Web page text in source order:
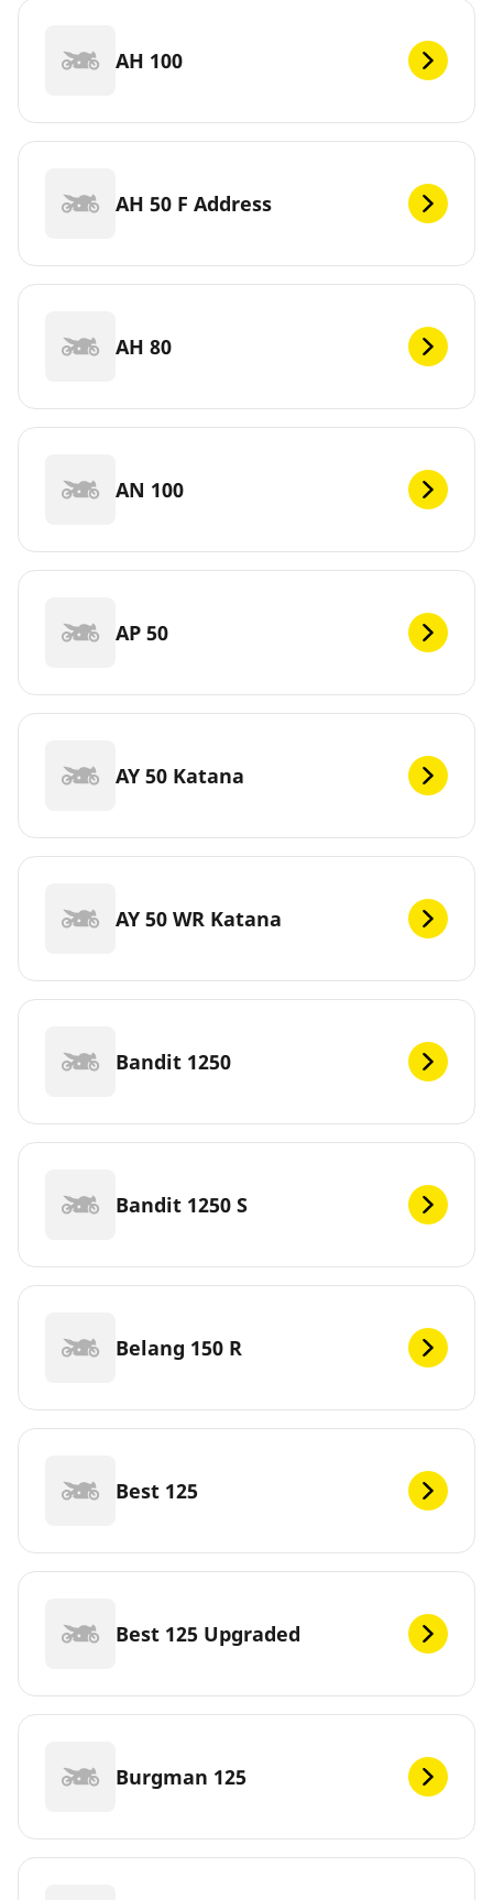
AH 100
AH 50 F Address
AH 80
AN 100
AP 50
AY 50 Katana
AY 50 WR Katana
Bandit 1250
Bandit 1250 S
Belang 150 R
Best 125
Best 125 Upgraded
Burgman 125